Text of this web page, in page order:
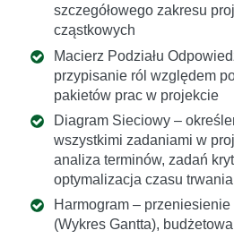
szczegółowego zakresu
cząstkowych
Macierz Podziału
przypisanie ról względem
pakietów prac w projekcie
Diagram Sieciowy –
wszystkimi zadaniami w
analiza terminów, zadań
optymalizacja czasu
Harmogram –
(Wykres Gantta),